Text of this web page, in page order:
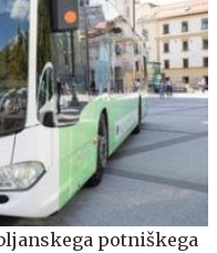
potniškega